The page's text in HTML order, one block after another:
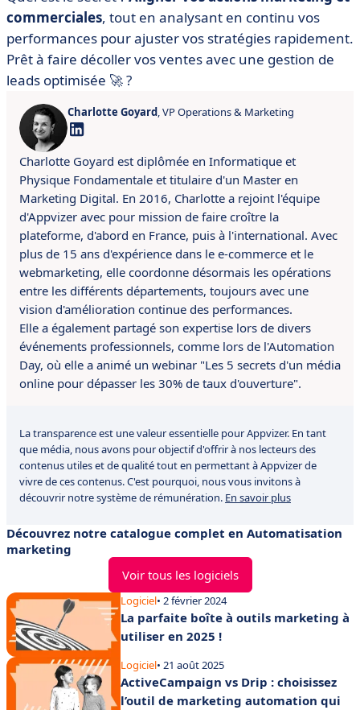
commerciales, tout en analysant en continu vos
performances pour ajuster vos stratégies rapidement.
Prêt à faire décoller vos ventes avec une gestion de
leads optimisée 🚀 ?
Charlotte Goyard, VP Operations & Marketing
Charlotte Goyard est diplômée en Informatique et
Physique Fondamentale et titulaire d'un Master en
Marketing Digital. En 2016, Charlotte a rejoint l'équipe
d'Appvizer avec pour mission de faire croître la
plateforme, d'abord en France, puis à l'international. Avec
plus de 15 ans d'expérience dans le e-commerce et le
webmarketing, elle coordonne désormais les opérations
entre les différents départements, toujours avec une
vision d'amélioration continue des performances.
Elle a également partagé son expertise lors de divers
événements professionnels, comme lors de l'Automation
Day, où elle a animé un webinar "Les 5 secrets d'un média
online pour dépasser les 30% de taux d'ouverture".
La transparence est une valeur essentielle pour Appvizer. En tant
que média, nous avons pour objectif d'offrir à nos lecteurs des
contenus utiles et de qualité tout en permettant à Appvizer de
vivre de ces contenus. C'est pourquoi, nous vous invitons à
découvrir notre système de rémunération. En savoir plus
Découvrez notre catalogue complet en Automatisation
marketing
Voir tous les logiciels
Logiciel• 2 février 2024
La parfaite boîte à outils marketing à
utiliser en 2025 !
Logiciel• 21 août 2025
ActiveCampaign vs Drip : choisissez
l’outil de marketing automation qui